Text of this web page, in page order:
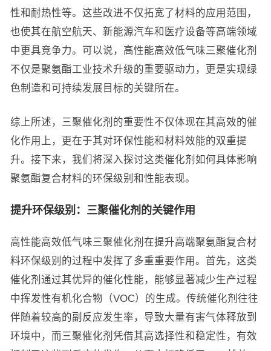
性和耐热性等。这些改进不仅拓宽了材料的应用范围，
也使其在航空航天、新能源汽车和医疗设备等高端领域
中更具竞争力。可以说，高性能高效低气味三聚催化剂
不仅是聚氨酯工业技术升级的重要驱动力，更是实现绿
色制造和可持续发展目标的关键所在。
综上所述，三聚催化剂的重要性不仅体现在其高效的催
化作用上，更在于其对环保性能和材料效能的双重提
升。接下来，我们将深入探讨这类催化剂如何具体影响
聚氨酯复合材料的环保级别和性能表现。
提升环保级别：三聚催化剂的关键作用
高性能高效低气味三聚催化剂在提升高端聚氨酯复合材
料环保级别的过程中发挥了多重重要作用。首先，这类
催化剂通过其优异的催化性能，能够显著减少生产过程
中挥发性有机化合物（VOC）的生成。传统催化剂往往
伴随着较高的副反应发生率，导致大量有害气体释放到
环境中，而三聚催化剂凭借其高选择性和稳定性，有效